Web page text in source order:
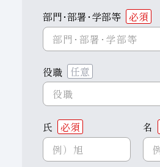
部門･部署･学部等 必須
役職 任意
氏 必須 名